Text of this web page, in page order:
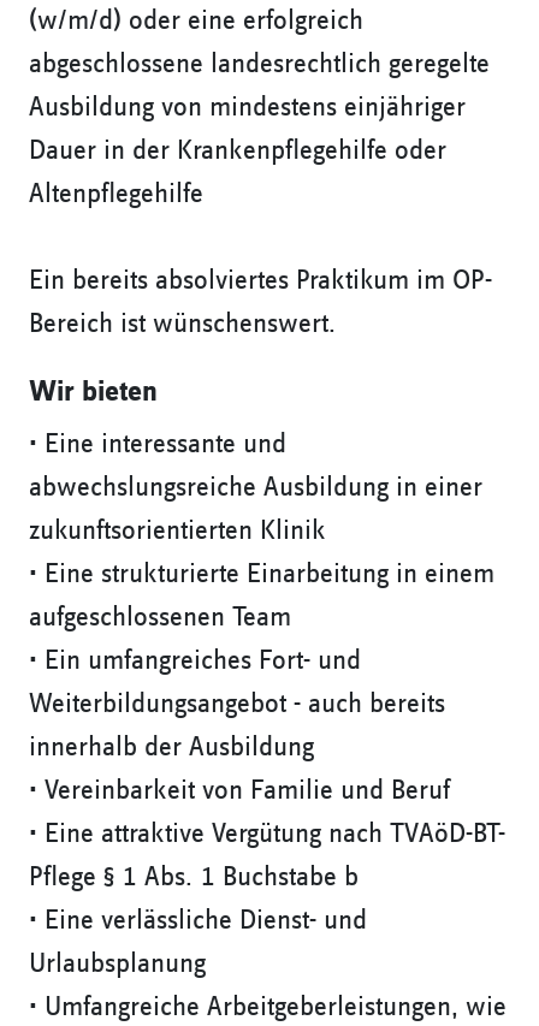
(w/m/d) oder eine erfolgreich
abgeschlossene landesrechtlich geregelte
Ausbildung von mindestens einjähriger
Dauer in der Krankenpflegehilfe oder
Altenpflegehilfe
Ein bereits absolviertes Praktikum im OP-
Bereich ist wünschenswert.
Wir bieten
• Eine interessante und
abwechslungsreiche Ausbildung in einer
zukunftsorientierten Klinik
• Eine strukturierte Einarbeitung in einem
aufgeschlossenen Team
• Ein umfangreiches Fort- und
Weiterbildungsangebot - auch bereits
innerhalb der Ausbildung
• Vereinbarkeit von Familie und Beruf
• Eine attraktive Vergütung nach TVAöD-BT-
Pflege § 1 Abs. 1 Buchstabe b
• Eine verlässliche Dienst- und
Urlaubsplanung
• Umfangreiche Arbeitgeberleistungen, wie